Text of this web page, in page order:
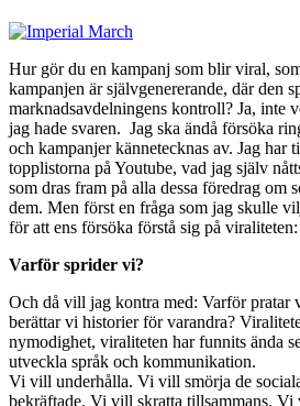
Hur gör du en kampanj som blir viral,
kampanjen är självgenererande, där den
marknadsavdelningens kontroll? Ja, inte
jag hade svaren. Jag ska ändå försöka
och kampanjer kännetecknas av. Jag har
topplistorna på Youtube, vad jag själv
som dras fram på alla dessa föredrag om
dem. Men först en fråga som jag skulle
för att ens försöka förstå sig på viraliteten:
Varför sprider vi?
Och då vill jag kontra med: Varför pratar
berättar vi historier för varandra?
nymodighet, viraliteten har funnits ända
utveckla språk och kommunikation.
Vi vill underhålla. Vi vill smörja de
bekräftade. Vi vill skratta tillsammans. Vi